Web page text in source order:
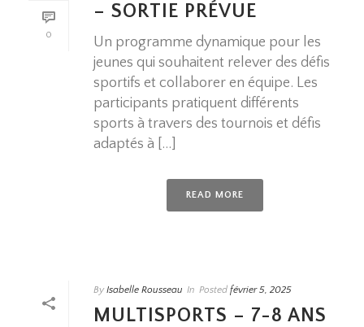
0
– SORTIE PRÉVUE
Un programme dynamique pour les
jeunes qui souhaitent relever des défis
sportifs et collaborer en équipe. Les
participants pratiquent différents
sports à travers des tournois et défis
adaptés à [...]
READ MORE
By Isabelle Rousseau In Posted février 5, 2025
MULTISPORTS – 7-8 ANS